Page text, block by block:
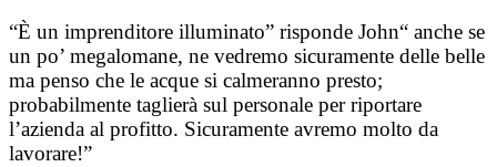
“È un imprenditore illuminato” risponde John“ anche se
un po’ megalomane, ne vedremo sicuramente delle belle
ma penso che le acque si calmeranno presto;
probabilmente taglierà sul personale per riportare
l’azienda al profitto. Sicuramente avremo molto da
lavorare!”